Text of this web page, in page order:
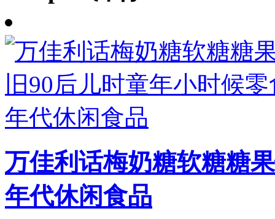
万佳利话梅奶糖软糖糖
年代休闲食品